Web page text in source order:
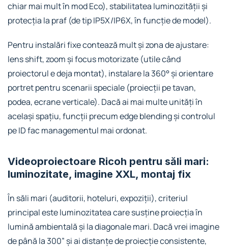
chiar mai mult în mod Eco), stabilitatea luminozității și
protecția la praf (de tip IP5X/IP6X, în funcție de model).
Pentru instalări fixe contează mult și zona de ajustare:
lens shift, zoom și focus motorizate (utile când
proiectorul e deja montat), instalare la 360° și orientare
portret pentru scenarii speciale (proiecții pe tavan,
podea, ecrane verticale). Dacă ai mai multe unități în
același spațiu, funcții precum edge blending și controlul
pe ID fac managementul mai ordonat.
Videoproiectoare Ricoh pentru săli mari:
luminozitate, imagine XXL, montaj fix
În săli mari (auditorii, hoteluri, expoziții), criteriul
principal este luminozitatea care susține proiecția în
lumină ambientală și la diagonale mari. Dacă vrei imagine
de până la 300” și ai distanțe de proiecție consistente,